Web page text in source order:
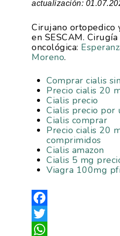
actualización:
Cirujano ortopedico
en SESCAM.
oncológica:
Moreno.
Comprar cialis
Precio cialis 20
Cialis precio
Cialis precio por
Cialis comprar
Precio cialis 20
comprimidos
Cialis amazon
Cialis 5 mg
Viagra 100mg
Facebook
Twitter